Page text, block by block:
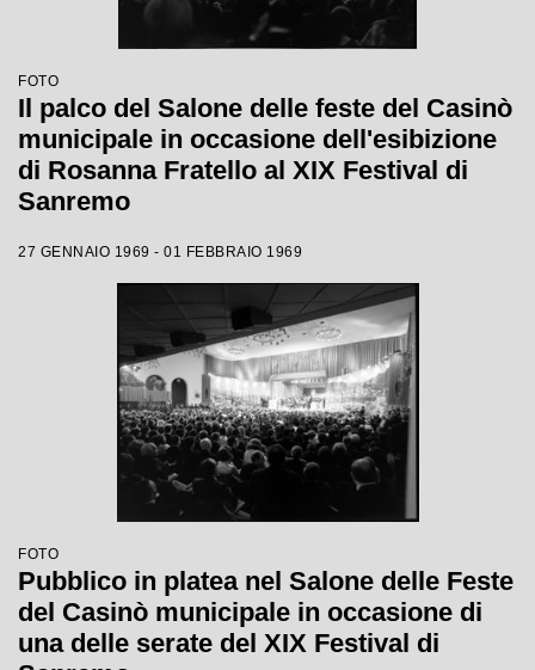
FOTO
Il palco del Salone delle feste del Casinò
municipale in occasione dell'esibizione
di Rosanna Fratello al XIX Festival di
Sanremo
27 GENNAIO 1969 - 01 FEBBRAIO 1969
FOTO
Pubblico in platea nel Salone delle Feste
del Casinò municipale in occasione di
una delle serate del XIX Festival di